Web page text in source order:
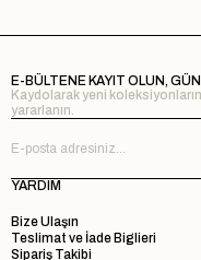
E-BÜLTENE KAYIT OLUN,
Kaydolarak yeni
yararlanın.
YARDIM
Bize Ulaşın
Teslimat ve İade Biglieri
Sipariş Takibi